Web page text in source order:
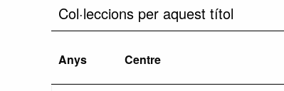
Col·leccions per aquest títol
Anys Centre